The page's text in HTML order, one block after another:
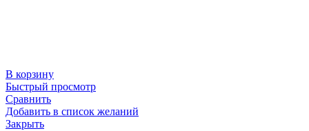
В корзину
Быстрый просмотр
Сравнить
Добавить в список желаний
Закрыть